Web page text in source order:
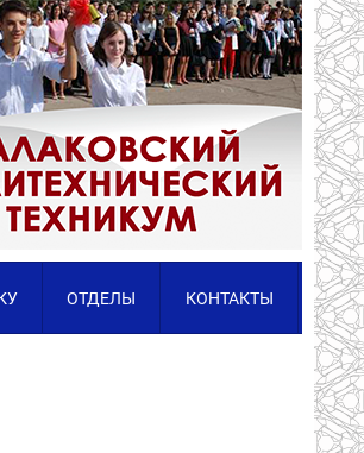
ОТДЕЛЫ КОНТАКТЫ